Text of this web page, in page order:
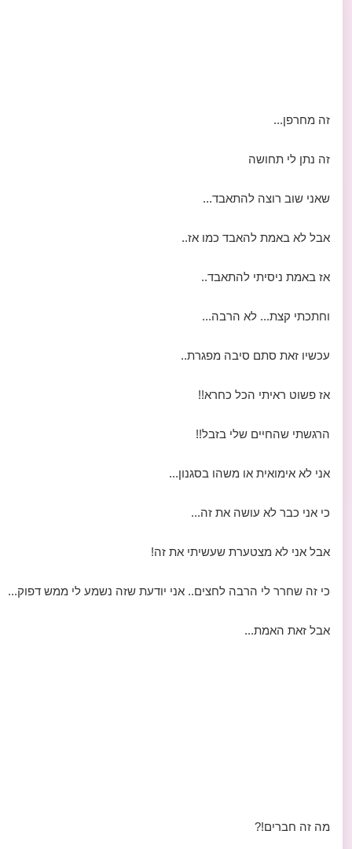
זה מחרפן...
זה נתן לי תחושה
שאני שוב רוצה להתאבד...
אבל לא באמת להאבד כמו אז..
אז באמת ניסיתי להתאבד..
וחתכתי קצת... לא הרבה...
עכשיו זאת סתם סיבה מפגרת..
אז פשוט ראיתי הכל כחרא!!
הרגשתי שהחיים שלי בזבל!!
אני לא אימואית או משהו בסגנון...
כי אני כבר לא עושה את זה...
אבל אני לא מצטערת שעשיתי את זה!
כי זה שחרר לי הרבה לחצים.. אני יודעת שזה נשמע לי ממש דפוק...
אבל זאת האמת...
מה זה חברים!?